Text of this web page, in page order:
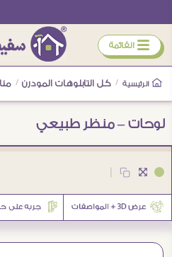
ÿ القائمة
الرئيسية / كل التابلوهات المودرن /
لوحات – منظر طبيعي